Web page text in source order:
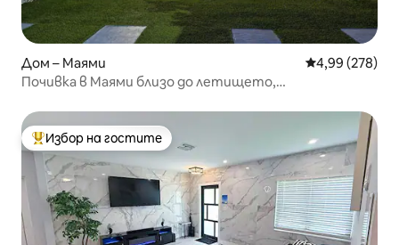
Дом – Маями Средна
4,99 (278)
Почивка в Маями близо до летището,
Най-популярен избор на гостите
Избор на гостите